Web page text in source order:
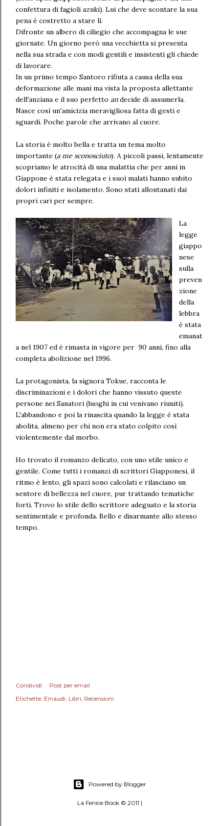
confettura di fagioli azuki). Lui che deve scontare la sua
pena è costretto a stare lì.
Difronte un albero di ciliegio che accompagna le sue
giornate. Un giorno però una vecchietta si presenta
nella sua strada e con modi gentili e insistenti gli chiede
di lavorare.
In un primo tempo Santoro rifiuta a causa della sua
deformazione alle mani ma vista la proposta allettante
dell'anziana e il suo perfetto andecide di assumerla.
Nasce così un'amicizia meravigliosa fatta di gesti e
sguardi. Poche parole che arrivano al cuore.
La storia è molto bella e tratta un tema molto
importante (a me sconosciuto). A piccoli passi, lentamente
scopriamo le atrocità di una malattia che per anni in
Giappone è stata relegata e i suoi malati hanno subito
dolori infiniti e isolamento. Sono stati allontanati dai
propri cari per sempre.
La
legge
giappo
nese
sulla
preven
zione
della
lebbra
è stata
emanat
a nel 1907 ed è rimasta in vigore per 90 anni, fino alla
completa abolizione nel 1996.
La protagonista, la signora Tokue, racconta le
discriminazioni e i dolori che hanno vissuto queste
persone nei Sanatori (luoghi in cui venivano riuniti).
L'abbandono e poi la rinascita quando la legge è stata
abolita, almeno per chi non era stato colpito così
violentemente dal morbo.
Ho trovato il romanzo delicato, con uno stile unico e
gentile. Come tutti i romanzi di scrittori Giapponesi, il
ritmo è lento, gli spazi sono calcolati e rilasciano un
sentore di bellezza nel cuore, pur trattando tematiche
forti. Trovo lo stile dello scrittore adeguato e la storia
sentimentale e profonda. Bello e disarmante allo stesso
tempo.
Condividi
Post per email
Etichette: Einaudi Libri Recensioni
Powered by Blogger
La Fenice Book © 2011 |